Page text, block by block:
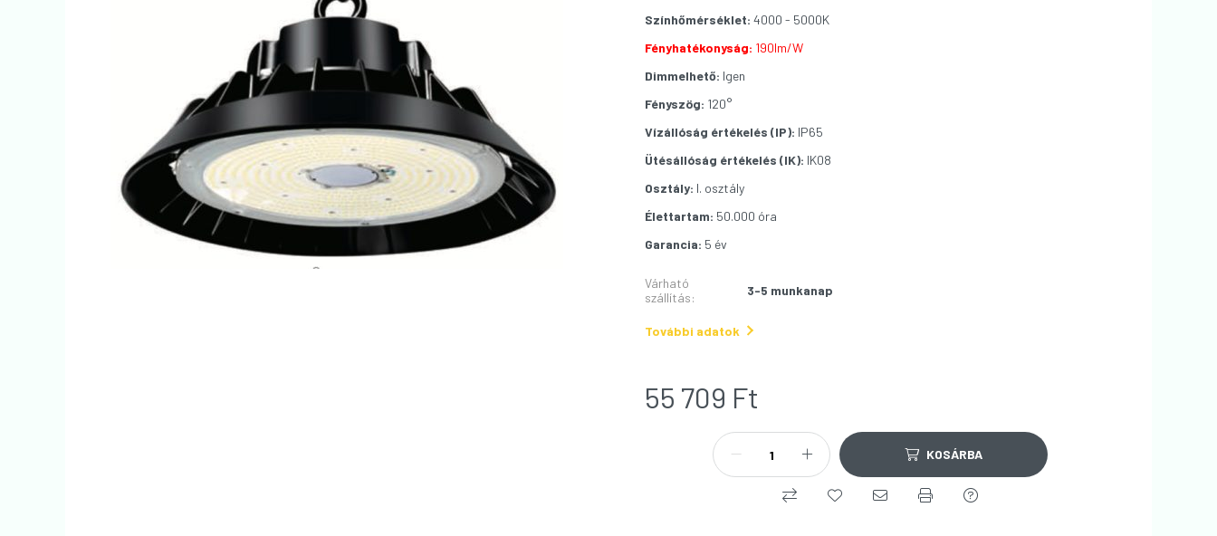
Színhőmérséklet: 4000 - 5000K
Fényhatékonyság: 190lm/W
Dimmelhető: Igen
Fényszög: 120°
Vízállóság értékelés (IP): IP65
Ütésállóság értékelés (IK): IK08
Osztály: I. osztály
Élettartam: 50.000 óra
Garancia: 5 év
Várható
szállítás: 3-5 munkanap
További adatok
55 709 Ft
KOSÁRBA